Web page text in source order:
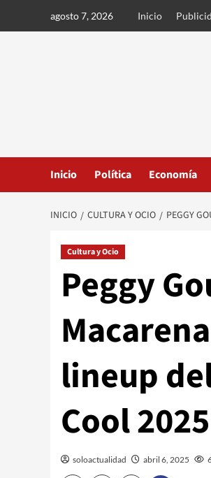
agosto 7, 2026 Inicio
Inicio Política Economía
INICIO CULTURA Y OCIO PEGGY
Cultura y Ocio
Peggy
lineup
Cool 2025
soloactualidad abril 6, 2025